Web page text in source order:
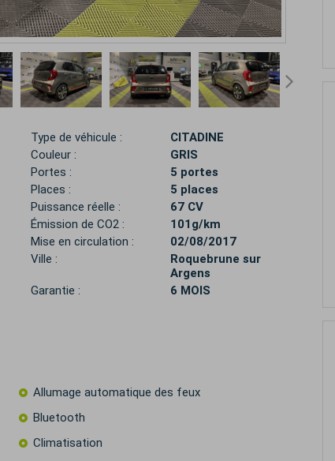
Type de véhicule :
CITADINE
Couleur :
GRIS
Portes :
5 portes
Places :
5 places
Puissance réelle :
67 CV
Émission de CO2 :
101g/km
Mise en circulation :
02/08/2017
Ville :
Roquebrune sur
Argens
Garantie :
6 MOIS
Allumage automatique des feux
Bluetooth
Climatisation